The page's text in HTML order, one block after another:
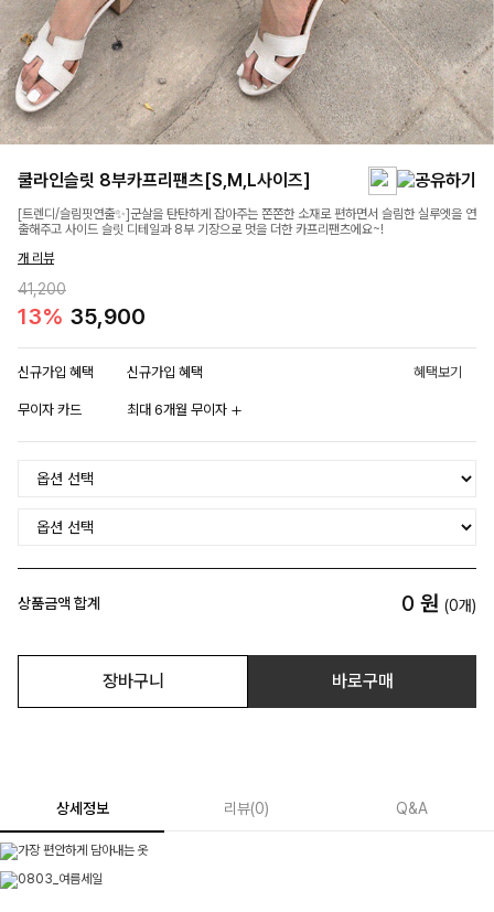
쿨라인슬릿 8부카프리팬츠[S,M,L사이즈]
[트렌디/슬림핏연출✨]군살을 탄탄하게 잡아주는 쫀쫀한 소재로 편하면서 슬림한 실루엣을 연
출해주고 사이드 슬릿 디테일과 8부 기장으로 멋을 더한 카프리팬츠에요~!
개 리뷰
41,200
13% 35,900
신규가입 혜택 신규가입 혜택 혜택보기
무이자 카드 최대 6개월 무이자
상품금액 합계 0 원 (0개)
장바구니 바로구매
상세정보 리뷰(0) Q&A